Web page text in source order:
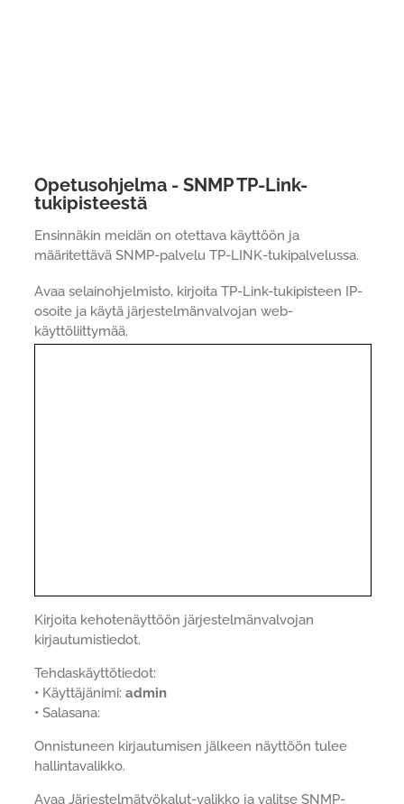
Opetusohjelma - SNMP TP-Link-
tukipisteestä
Ensinnäkin meidän on otettava käyttöön ja
määritettävä SNMP-palvelu TP-LINK-tukipalvelussa.
Avaa selainohjelmisto, kirjoita TP-Link-tukipisteen IP-
osoite ja käytä järjestelmänvalvojan web-
käyttöliittymää.
Kirjoita kehotenäyttöön järjestelmänvalvojan
kirjautumistiedot.
Tehdaskäyttötiedot:
• Käyttäjänimi: admin
• Salasana:
Onnistuneen kirjautumisen jälkeen näyttöön tulee
hallintavalikko.
Avaa Järjestelmätyökalut-valikko ja valitse SNMP-